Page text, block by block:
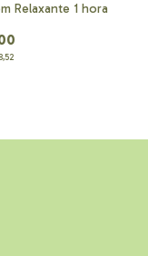
Relaxante 1 hora